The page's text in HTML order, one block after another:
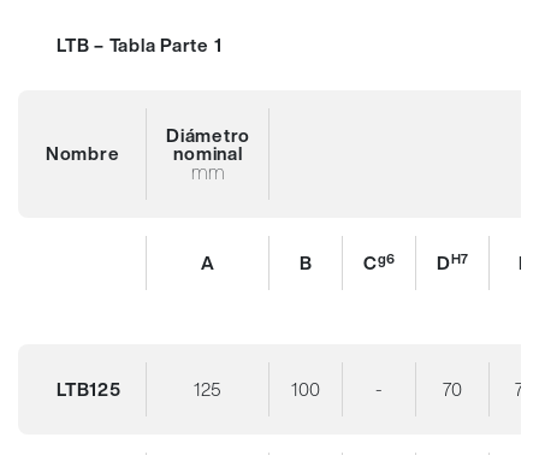
LTB – Tabla Parte 1
Nombre
Diámetro
nominal
mm
A B Cg6 DH7 E
LTB125 125 100 - 70 70